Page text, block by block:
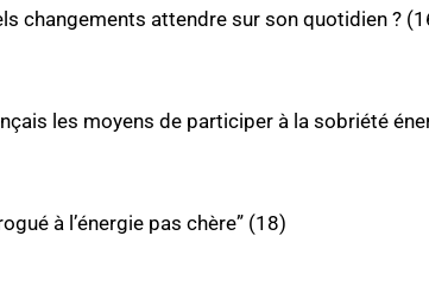
changements attendre sur son quotidien ?
les moyens de participer à la sobriété
à l’énergie pas chère” (18)